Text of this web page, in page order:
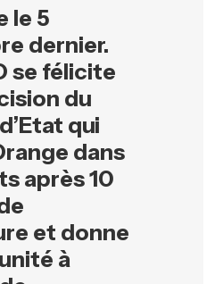
le 5
dernier.
se félicite
du
qui
dans
après 10
et donne
à